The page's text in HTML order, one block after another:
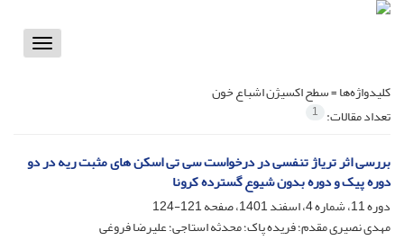
Toggle
کلیدواژه‌ها =سطح اکسیژن اشباع خون
تعداد مقالات: 1
بررسی اثر تریاژ تنفسی در درخواست سی تی اسکن های مثبت ریه در دو
دوره پیک و دوره بدون شیوع گسترده کرونا
دوره 11، شماره 4، اسفند 1401، صفحه
121-124
مهدی نصیری مقدم؛ فریده پاک؛ محدثه استاجی؛ علیرضا فروغی